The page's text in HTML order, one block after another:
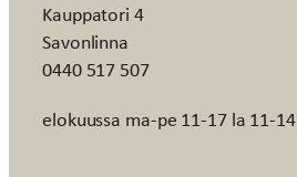
Kauppatori 4
Savonlinna
0440 517 507
elokuussa ma-pe 11-17 la 11-14